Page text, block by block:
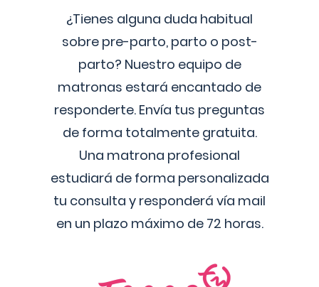
¿Tienes alguna duda habitual
sobre pre-parto, parto o post-
parto? Nuestro equipo de
matronas estará encantado de
responderte. Envía tus preguntas
de forma totalmente gratuita.
Una matrona profesional
estudiará de forma personalizada
tu consulta y responderá vía mail
en un plazo máximo de 72 horas.